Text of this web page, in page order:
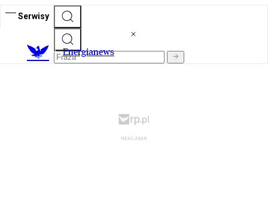
Serwisy
Energianews